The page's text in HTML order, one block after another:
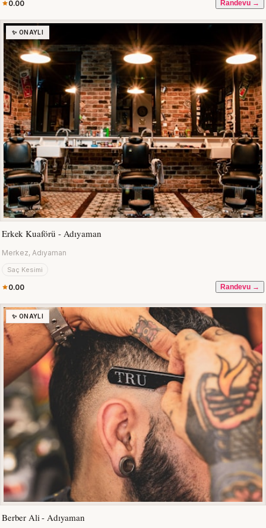
0.00 Randevu →
✨ ONAYLI
Erkek Kuaförü - Adıyaman
Merkez, Adıyaman
Saç Kesimi
0.00 Randevu →
✨ ONAYLI
Berber Ali - Adıyaman